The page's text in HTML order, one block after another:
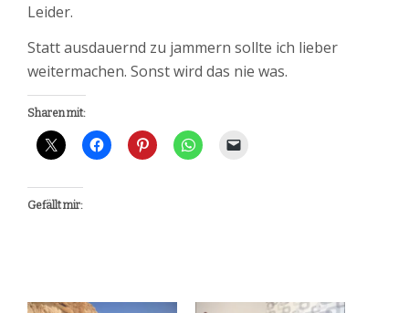
Leider.
Statt ausdauernd zu jammern sollte ich lieber
weitermachen. Sonst wird das nie was.
Sharen mit:
Gefällt mir: